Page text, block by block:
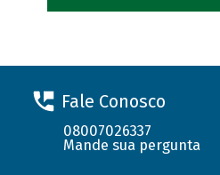
Fale Conosco
08007026337
Mande sua pergunta